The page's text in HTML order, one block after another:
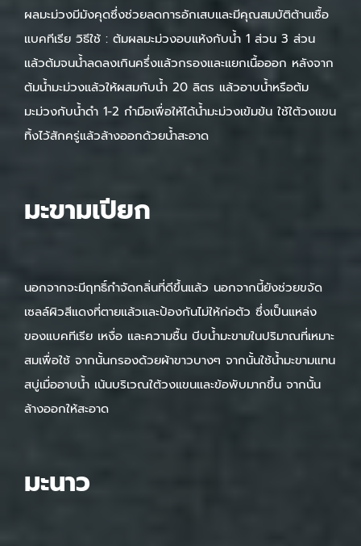
ผลมะม่วงมีมังคุดซึ่งช่วยลดการอักเสบและมีคุณสมบัติต้านเชื้อ
แบคทีเรีย วิธีใช้ : ต้มผลมะม่วงอบแห้งกับน้ำ 1 ส่วน 3 ส่วน
แล้วต้มจนน้ำลดลงเกินครึ่งแล้วกรองและแยกเนื้อออก หลังจาก
ต้มน้ำมะม่วงแล้วให้ผสมกับน้ำ 20 ลิตร แล้วอาบน้ำหรือต้ม
มะม่วงกับน้ำดำ 1-2 กำมือเพื่อให้ได้น้ำมะม่วงเข้มข้น ใช้ใต้วงแขน
ทิ้งไว้สักครู่แล้วล้างออกด้วยน้ำสะอาด
มะขามเปียก
นอกจากจะมีฤทธิ์กำจัดกลิ่นที่ดีขึ้นแล้ว นอกจากนี้ยังช่วยขจัด
เซลล์ผิวสีแดงที่ตายแล้วและป้องกันไม่ให้ก่อตัว ซึ่งเป็นแหล่ง
ของแบคทีเรีย เหงื่อ และความชื้น บีบน้ำมะขามในปริมาณที่เหมาะ
สมเพื่อใช้ จากนั้นกรองด้วยผ้าขาวบางๆ จากนั้นใช้น้ำมะขามแทน
สบู่เมื่ออาบน้ำ เน้นบริเวณใต้วงแขนและข้อพับมากขึ้น จากนั้น
ล้างออกให้สะอาด
มะนาว